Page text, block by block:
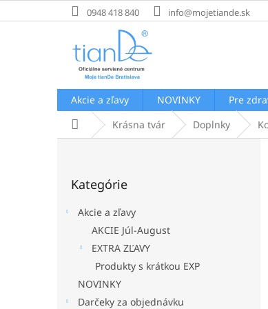
na
0948 418 840 info@mojetiande.sk
Akcie a zľavy NOVINKY Pre
DomovKrásna tvár Doplnky
kategórie
Kategórie
Akcie a zľavy
AKCIE Júl-August
EXTRA ZĽAVY
Produkty s krátkou EXP
NOVINKY
Darčeky za objednávku